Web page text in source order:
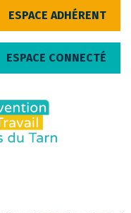
ESPACE ADHÉRENT
ESPACE CONNECTÉ